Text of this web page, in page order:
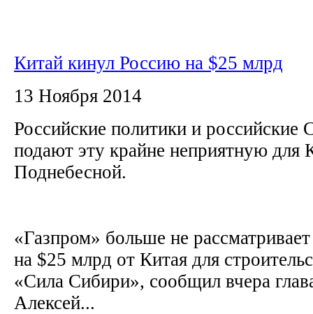
Китай кинул Россию на $25 млрд
13 Ноября 2014
Российские политики и
подают эту крайне неприятную для
Поднебесной.
«Газпром» больше не
на $25 млрд от Китая для
«Сила Сибири», сообщил вчера
Алексей...